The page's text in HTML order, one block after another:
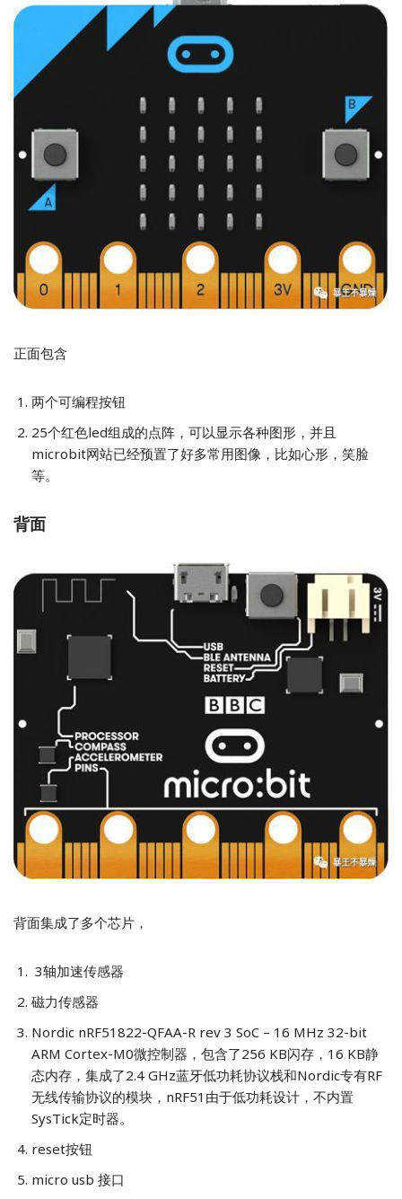
正面包含
两个可编程按钮
25个红色led组成的点阵，可以显示各种图形，并且
microbit网站已经预置了好多常用图像，比如心形，笑脸
等。
背面
背面集成了多个芯片，
3轴加速传感器
磁力传感器
Nordic nRF51822-QFAA-R rev 3 SoC – 16 MHz 32-bit
ARM Cortex-M0微控制器，包含了256 KB闪存，16 KB静
态内存，集成了2.4 GHz蓝牙低功耗协议栈和Nordic专有RF
无线传输协议的模块，nRF51由于低功耗设计，不内置
SysTick定时器。
reset按钮
micro usb 接口